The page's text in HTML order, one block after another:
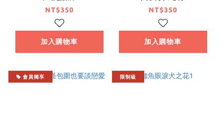
NT$350
加入購物車
NT$350
加入購物車
會員獨享 限制級